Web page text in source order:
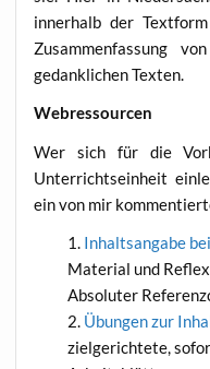
inner­halb der
Zusam­men­fas­sung
gedank­li­chen Texten.
Web­res­sour­cen
Wer sich für die
Unter­richts­ein­heit
ein von mir
Inhalts­an­ga­be
Mate­ri­al und
Abso­lu­ter
Übun­gen zur
ziel­ge­rich­te­te,